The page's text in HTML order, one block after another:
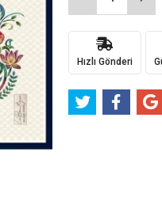
Hızlı Gönderi